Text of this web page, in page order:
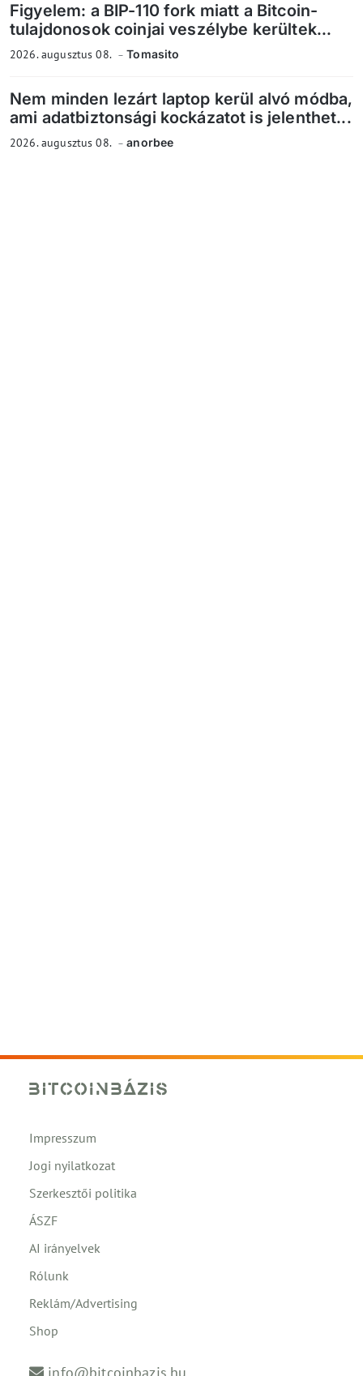
Figyelem: a BIP-110 fork miatt a Bitcoin-
tulajdonosok coinjai veszélybe kerültek...
2026. augusztus 08. Tomasito
Nem minden lezárt laptop kerül alvó módba,
ami adatbiztonsági kockázatot is jelenthet...
2026. augusztus 08. anorbee
Impresszum
Jogi nyilatkozat
Szerkesztői politika
ÁSZF
AI irányelvek
Rólunk
Reklám/Advertising
Shop
info@bitcoinbazis.hu